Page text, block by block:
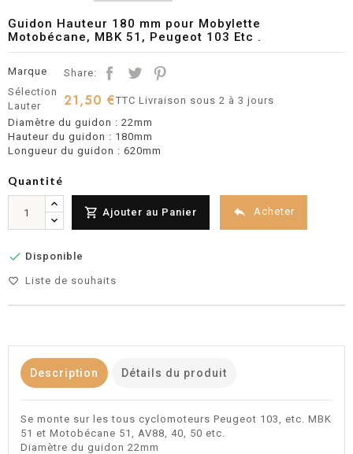
Guidon Hauteur 180 mm pour Mobylette
Motobécane, MBK 51, Peugeot 103 Etc .
Marque
Sélection
Lauter
Share:
21,50 €TTCLivraison sous 2 à 3 jours
Diamètre du guidon : 22mm
Hauteur du guidon : 180mm
Longueur du guidon : 620mm
Quantité
 Ajouter au Panier  Acheter
 Disponible
favorite_border Liste de souhaits
Description Détails du produit
Se monte sur les tous cyclomoteurs Peugeot 103, etc. MBK
51 et Motobécane 51, AV88, 40, 50 etc.
Diamètre du guidon 22mm